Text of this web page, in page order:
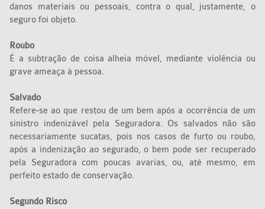
danos materiais ou pessoais, contra o qual, justamente, o
seguro foi objeto.
Roubo
É a subtração de coisa alheia móvel, mediante violência ou
grave ameaça à pessoa.
Salvado
Refere-se ao que restou de um bem após a ocorrência de um
sinistro indenizável pela Seguradora. Os salvados não são
necessariamente sucatas, pois nos casos de furto ou roubo,
após a indenização ao segurado, o bem pode ser recuperado
pela Seguradora com poucas avarias, ou, até mesmo, em
perfeito estado de conservação.
Segundo Risco